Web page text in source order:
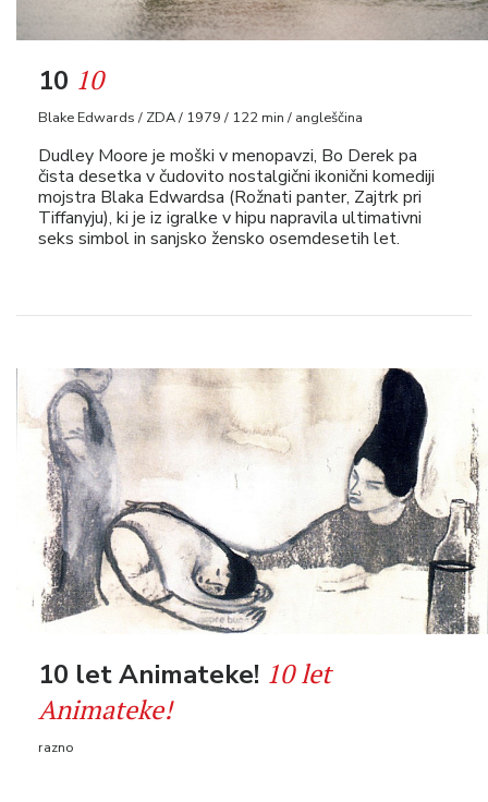
10 10
Blake Edwards / ZDA / 1979 / 122 min / angleščina
Dudley Moore je moški v menopavzi, Bo Derek pa
čista desetka v čudovito nostalgični ikonični komediji
mojstra Blaka Edwardsa (Rožnati panter, Zajtrk pri
Tiffanyju), ki je iz igralke v hipu napravila ultimativni
seks simbol in sanjsko žensko osemdesetih let.
10 let Animateke! 10 let
Animateke!
razno